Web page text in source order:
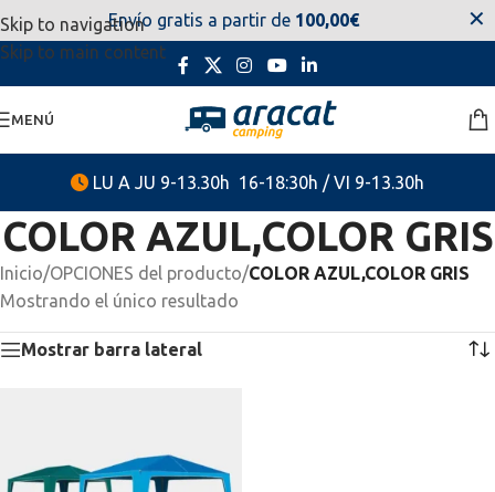
Skip to navigation
Skip to main content
estaremos disponibles. Disculpen las molestias.
MENÚ
LU A JU 9-13.30h 16-18:30h / VI 9-13.30h
COLOR AZUL,COLOR GRIS
Inicio/OPCIONES del producto/COLOR AZUL,COLOR GRIS
Mostrando el único resultado
Envío gratis a partir de 100,00€ ✕
Mostrar barra lateral